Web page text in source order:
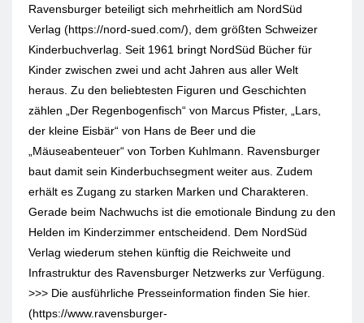
Ravensburger beteiligt sich mehrheitlich am NordSüd
Verlag (https://nord-sued.com/), dem größten Schweizer
Kinderbuchverlag. Seit 1961 bringt NordSüd Bücher für
Kinder zwischen zwei und acht Jahren aus aller Welt
heraus. Zu den beliebtesten Figuren und Geschichten
zählen „Der Regenbogenfisch“ von Marcus Pfister, „Lars,
der kleine Eisbär“ von Hans de Beer und die
„Mäuseabenteuer“ von Torben Kuhlmann. Ravensburger
baut damit sein Kinderbuchsegment weiter aus. Zudem
erhält es Zugang zu starken Marken und Charakteren.
Gerade beim Nachwuchs ist die emotionale Bindung zu den
Helden im Kinderzimmer entscheidend. Dem NordSüd
Verlag wiederum stehen künftig die Reichweite und
Infrastruktur des Ravensburger Netzwerks zur Verfügung.
>>> Die ausführliche Presseinformation finden Sie hier.
(https://www.ravensburger-